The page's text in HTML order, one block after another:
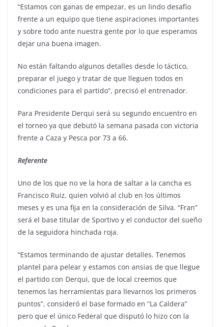
“Estamos con ganas de empezar, es un lindo desafío
frente a un equipo que tiene aspiraciones importantes
y sobre todo ante nuestra gente por lo que esperamos
dejar una buena imagen.
No están faltando algunos detalles desde lo táctico,
preparar el juego y tratar de que lleguen todos en
condiciones para el partido”, precisó el entrenador.
Para Presidente Derqui será su segundo encuentro en
el torneo ya que debutó la semana pasada con victoria
frente a Caza y Pesca por 73 a 66.
Referente
Uno de los que no ve la hora de saltar a la cancha es
Francisco Ruiz, quien volvió al club en los últimos
meses y es una fija en la consideración de Silva. “Fran”
será el base titular de Sportivo y el conductor del sueño
de la seguidora hinchada roja.
“Estamos terminando de ajustar detalles. Tenemos
plantel para pelear y estamos con ansias de que llegue
el partido con Derqui, que de local creemos que
tenemos las herramientas para llevarnos los primeros
puntos”, consideró el base formado en “La Caldera”
pero que el único Federal que disputó lo hizo con la